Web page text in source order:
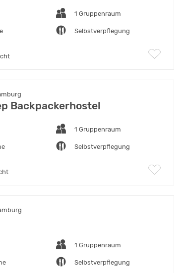
1 Gruppenraum
Selbstverpflegung
Backpackerhostel
1 Gruppenraum
Selbstverpflegung
1 Gruppenraum
Selbstverpflegung